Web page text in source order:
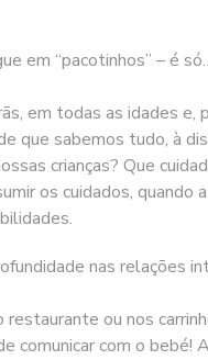
em “pacotinhos” – é
em todas as idades e,
que sabemos tudo, à
crianças? Que
os cuidados, quando
nas relações
ou nos
comunicar com o bebé!